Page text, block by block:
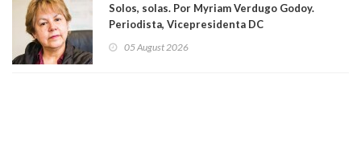
Solos, solas. Por Myriam Verdugo Godoy.
Periodista, Vicepresidenta DC
05 August 2026